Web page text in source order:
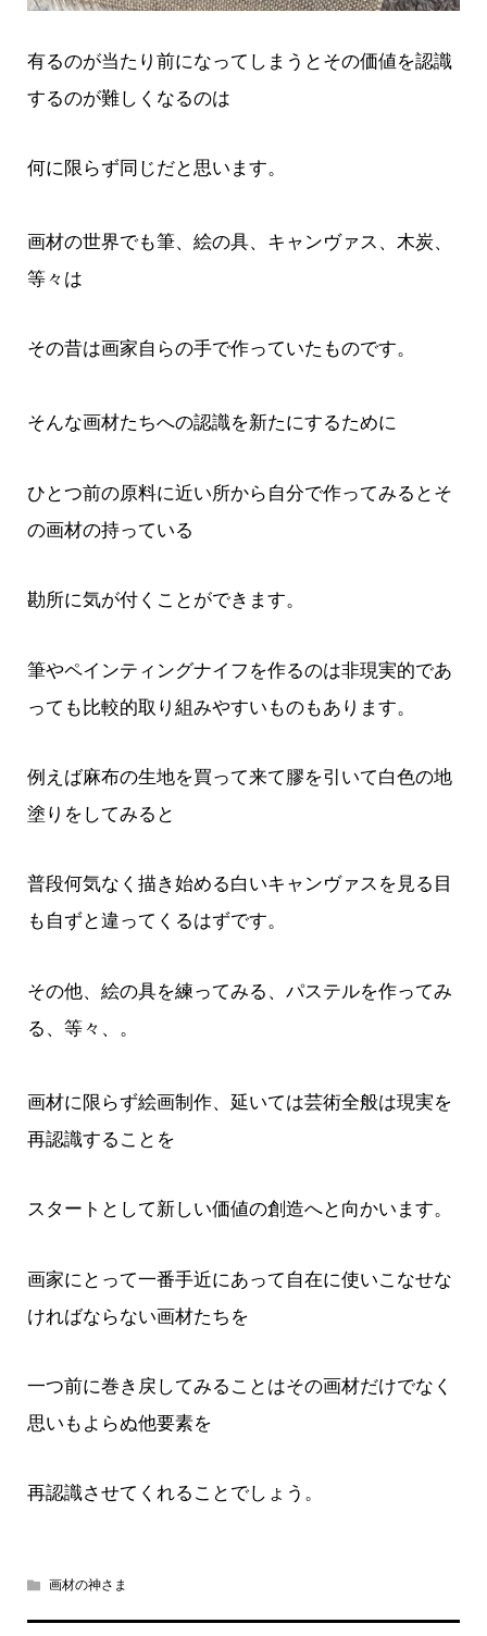
有るのが当たり前になってしまうとその価値を認識
するのが難しくなるのは
何に限らず同じだと思います。
画材の世界でも筆、絵の具、キャンヴァス、木炭、
等々は
その昔は画家自らの手で作っていたものです。
そんな画材たちへの認識を新たにするために
ひとつ前の原料に近い所から自分で作ってみるとそ
の画材の持っている
勘所に気が付くことができます。
筆やペインティングナイフを作るのは非現実的であ
っても比較的取り組みやすいものもあります。
例えば麻布の生地を買って来て膠を引いて白色の地
塗りをしてみると
普段何気なく描き始める白いキャンヴァスを見る目
も自ずと違ってくるはずです。
その他、絵の具を練ってみる、パステルを作ってみ
る、等々、。
画材に限らず絵画制作、延いては芸術全般は現実を
再認識することを
スタートとして新しい価値の創造へと向かいます。
画家にとって一番手近にあって自在に使いこなせな
ければならない画材たちを
一つ前に巻き戻してみることはその画材だけでなく
思いもよらぬ他要素を
再認識させてくれることでしょう。
画材の神さま